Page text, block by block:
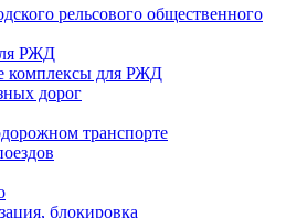
рельсового общественного
РЖД
комплексы для РЖД
дорог
транспорте
блокировка